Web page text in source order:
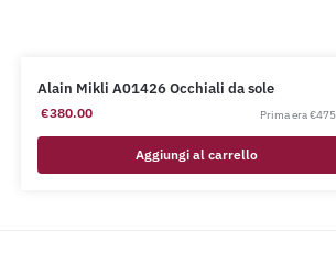
Alain Mikli A01426 Occhiali da sole
€
€380.00
Aggiungi al carrello